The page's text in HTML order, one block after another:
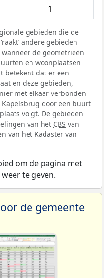
1
gebieden die de
andere gebieden
de geometrieën
en woonplaatsen
betekent dat er een
en deze gebieden,
met elkaar verbonden
door een buurt
volgt. De gebieden
van het CBS van
van het Kadaster van
om de pagina met
te geven.
de gemeente